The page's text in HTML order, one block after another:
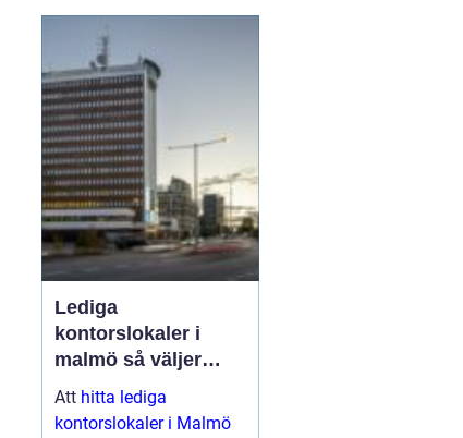
Att Köpa Pokemonkort
online gertillgång till
större utbud, bättre
prisjä...
Lediga
kontorslokaler i
malmö så väljer
företag rätt läge och
lokal
Att hitta lediga
kontorslokaler i Malmö